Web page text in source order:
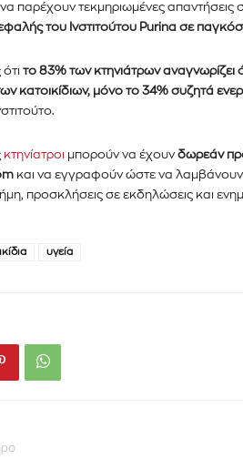
παρέχουν τεκμηριωμένες απαντήσεις
του Ινστιτούτου Purina σε
το 83% των κτηνιάτρων αναγνωρίζει
κατοικίδιων, μόνο το 34% συζητά
κτηνίατροι μπορούν να έχουνδωρεάν
και να εγγραφούν ώστε να λαμβάνουν
προσκλήσεις σε εκδηλώσεις και
υγεία